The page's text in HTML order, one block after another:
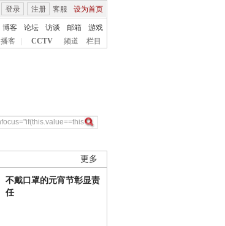
客服 设为首页
登录 注册
博客 论坛 访谈 邮箱
游戏
播客 CCTV 频道 栏目
更多
不戴口罩的元宵节彰显责
任